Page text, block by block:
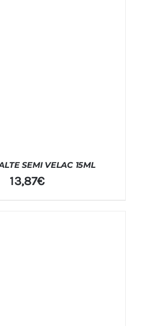
SEMI VELAC 15ML
13,87€